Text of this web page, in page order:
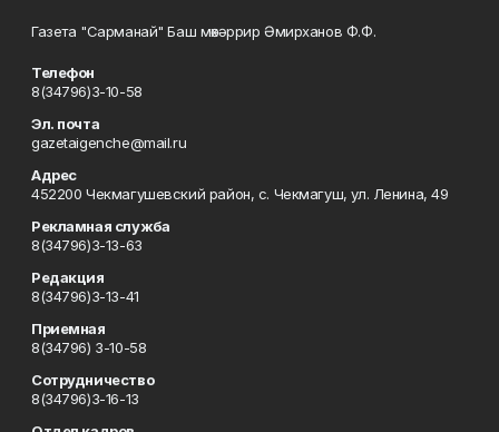
Газета "Сарманай" Баш мөхәррир Әмирханов Ф.Ф.
Телефон
8(34796)3-10-58
Эл. почта
gazetaigenche@mail.ru
Адрес
452200 Чекмагушевский район, с. Чекмагуш, ул. Ленина, 49
Рекламная служба
8(34796)3-13-63
Редакция
8(34796)3-13-41
Приемная
8(34796) 3-10-58
Сотрудничество
8(34796)3-16-13